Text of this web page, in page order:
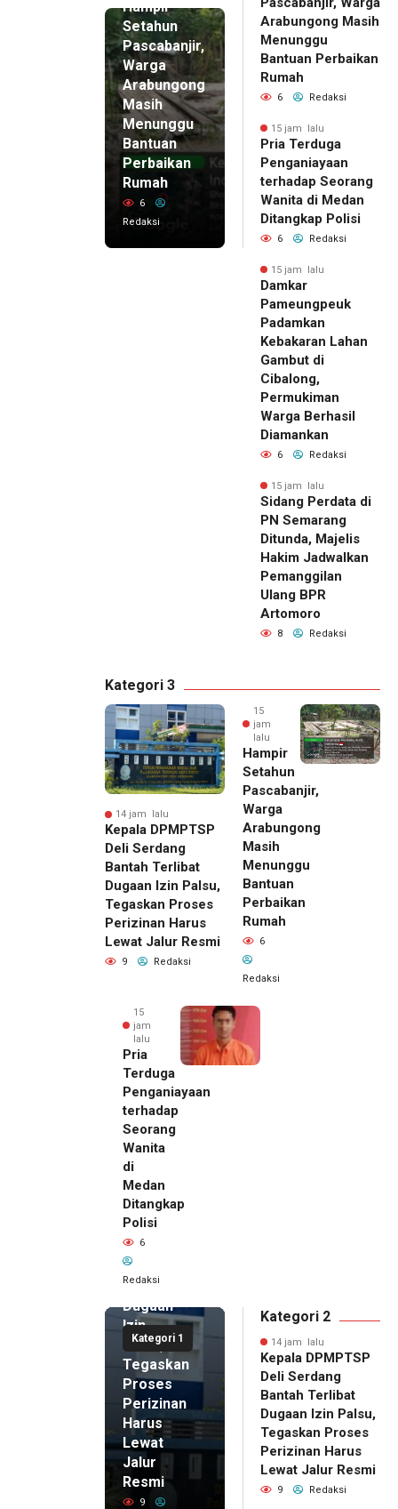
Hampir
Setahun
Pascabanjir,
Warga
Arabungong
Masih
Menunggu
Bantuan
Perbaikan
Rumah
6
Redaksi
Arabungong Masih
Menunggu
Bantuan Perbaikan
Rumah
6 Redaksi
15 jam lalu
Pria Terduga
Penganiayaan
terhadap Seorang
Wanita di Medan
Ditangkap Polisi
6 Redaksi
15 jam lalu
Damkar
Pameungpeuk
Padamkan
Kebakaran Lahan
Gambut di
Cibalong,
Permukiman
Warga Berhasil
Diamankan
6 Redaksi
15 jam lalu
Sidang Perdata di
PN Semarang
Ditunda, Majelis
Hakim Jadwalkan
Pemanggilan
Ulang BPR
Artomoro
8 Redaksi
Kategori 3
14 jam lalu
Kepala DPMPTSP
Deli Serdang
Bantah Terlibat
Dugaan Izin Palsu,
Tegaskan Proses
Perizinan Harus
Lewat Jalur Resmi
9 Redaksi
15
jam
lalu
Hampir
Setahun
Pascabanjir,
Warga
Arabungong
Masih
Menunggu
Bantuan
Perbaikan
Rumah
6
Redaksi
15
jam
lalu
Pria
Terduga
Penganiayaan
terhadap
Seorang
Wanita
di
Medan
Ditangkap
Polisi
6
Redaksi
Kategori 1
14 jam lalu
Kepala
DPMPTSP
Deli
Serdang
Bantah
Terlibat
Dugaan
Izin
Palsu,
Tegaskan
Proses
Perizinan
Harus
Lewat
Jalur
Resmi
9
Kategori 2
14 jam lalu
Kepala DPMPTSP
Deli Serdang
Bantah Terlibat
Dugaan Izin Palsu,
Tegaskan Proses
Perizinan Harus
Lewat Jalur Resmi
9 Redaksi